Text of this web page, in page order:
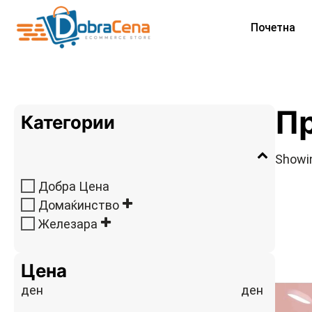
Почетна
Категории
Добра Цена
Домаќинство
Железара
Цена
ден ден